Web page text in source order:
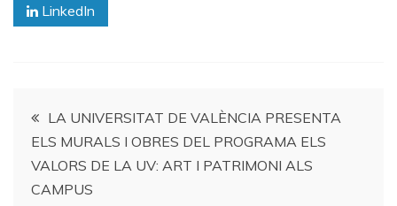
LinkedIn
Navegación
de
LA UNIVERSITAT DE VALÈNCIA PRESENTA
ELS MURALS I OBRES DEL PROGRAMA ELS
VALORS DE LA UV: ART I PATRIMONI ALS
CAMPUS